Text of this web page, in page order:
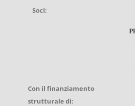
Soci:
Con il finanziamento
strutturale di: